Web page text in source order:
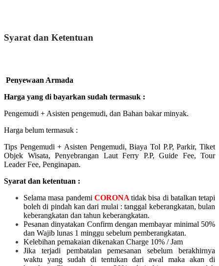
Syarat dan Ketentuan
Penyewaan Armada
Harga yang di bayarkan sudah termasuk :
Pengemudi + Asisten pengemudi, dan Bahan bakar minyak.
Harga belum termasuk :
Tips Pengemudi + Asisten Pengemudi, Biaya Tol P.P, Parkir, Tiket
Objek Wisata, Penyebrangan Laut Ferry P.P, Guide Fee, Tour
Leader Fee, Penginapan.
Syarat dan ketentuan :
Selama masa pandemi CORONA tidak bisa di batalkan tetapi
boleh di pindah kan dari mulai :tanggal keberangkatan, bulan
keberangkatan dan tahun keberangkatan.
Pesanan dinyatakan Confirm dengan membayar minimal 50%
dan Wajib lunas 1 minggu sebelum pemberangkatan.
Kelebihan pemakaian dikenakan Charge 10% / Jam
Jika terjadi pembatalan pemesanan sebelum berakhirnya
waktu yang sudah di tentukan dari awal maka akan di